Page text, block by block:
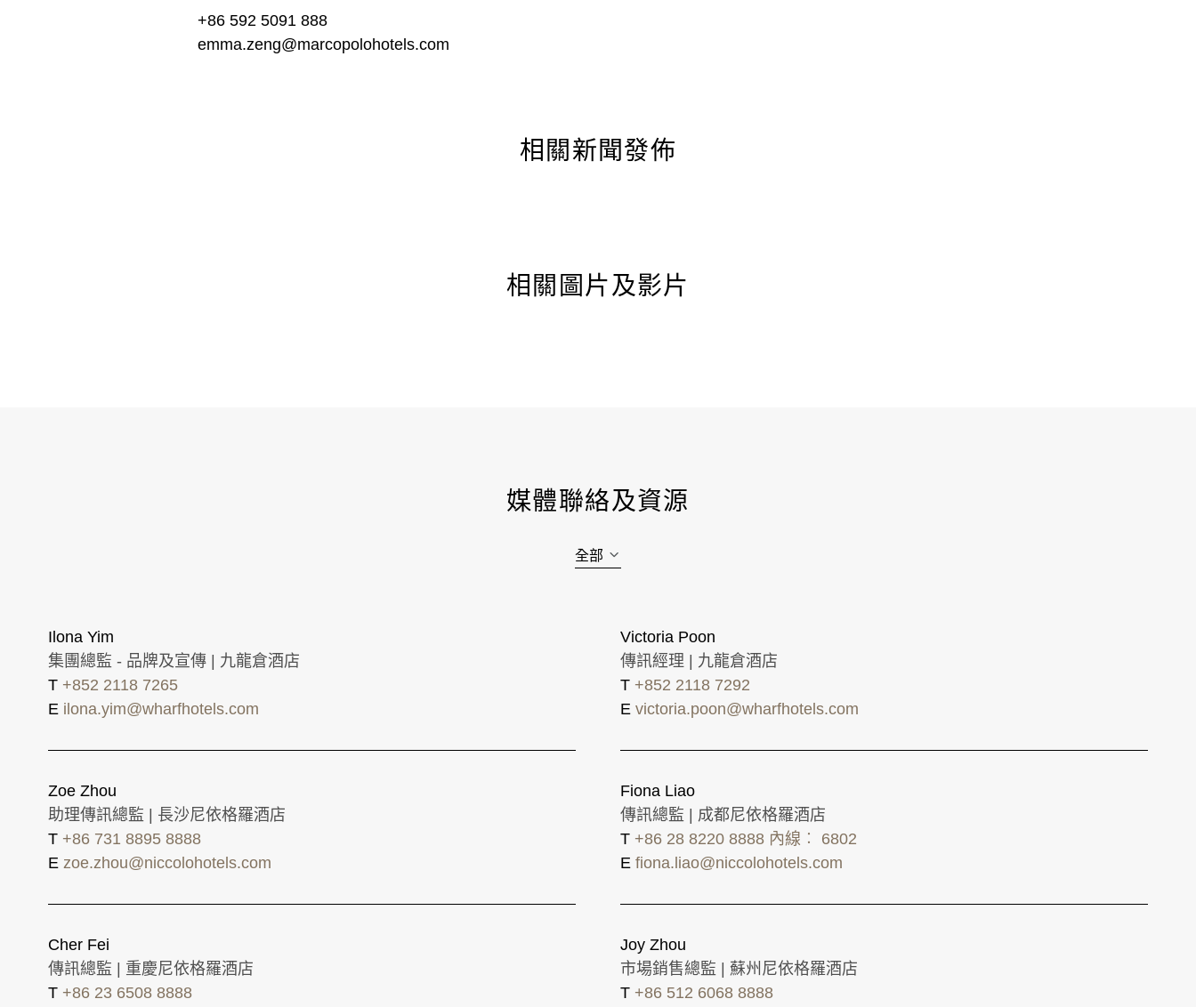
+86 592 5091 888
emma.zeng@marcopolohotels.com
相關新聞發佈
相關圖片及影片
媒體聯絡及資源
全部
Ilona Yim
集團總監 - 品牌及宣傳 | 九龍倉酒店
T +852 2118 7265
E ilona.yim@wharfhotels.com
Victoria Poon
傳訊經理 | 九龍倉酒店
T +852 2118 7292
E victoria.poon@wharfhotels.com
Zoe Zhou
助理傳訊總監 | 長沙尼依格羅酒店
T +86 731 8895 8888
E zoe.zhou@niccolohotels.com
Fiona Liao
傳訊總監 | 成都尼依格羅酒店
T +86 28 8220 8888 內線︰ 6802
E fiona.liao@niccolohotels.com
Cher Fei
傳訊總監 | 重慶尼依格羅酒店
T +86 23 6508 8888
Joy Zhou
市場銷售總監 | 蘇州尼依格羅酒店
T +86 512 6068 8888